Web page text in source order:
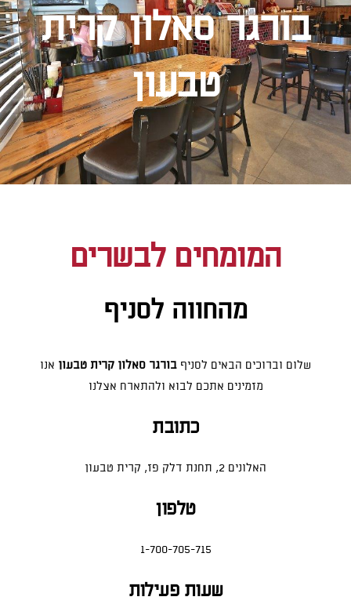
בורגר סאלון קרית
טבעון
המומחים לבשרים
מהחווה לסניף
שלום וברוכים הבאים לסניף בורגר סאלון קרית טבעון אנו
מזמינים אתכם לבוא ולהתארח אצלנו
כתובת
האלונים 2, תחנת דלק פז, קרית טבעון
טלפון
1-700-705-715
שעות פעילות